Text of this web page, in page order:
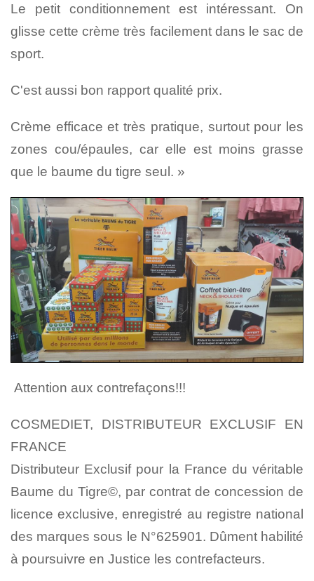
Le petit conditionnement est intéressant. On
glisse cette crème très facilement dans le sac de
sport.
C'est aussi bon rapport qualité prix.
Crème efficace et très pratique, surtout pour les
zones cou/épaules, car elle est moins grasse
que le baume du tigre seul. »
Attention aux contrefaçons!!!
COSMEDIET, DISTRIBUTEUR EXCLUSIF EN
FRANCE
Distributeur Exclusif pour la France du véritable
Baume du Tigre©, par contrat de concession de
licence exclusive, enregistré au registre national
des marques sous le N°625901. Dûment habilité
à poursuivre en Justice les contrefacteurs.